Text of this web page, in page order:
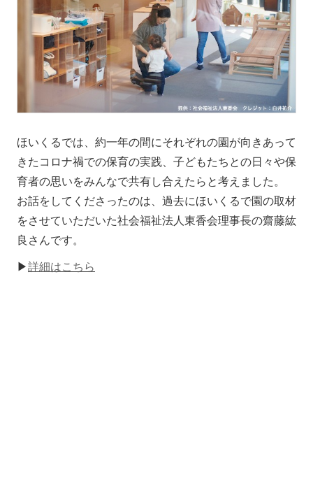
ほいくるでは、約一年の間にそれぞれの園が向きあって
きたコロナ禍での保育の実践、子どもたちとの日々や保
育者の思いをみんなで共有し合えたらと考えました。
お話をしてくださったのは、過去にほいくるで園の取材
をさせていただいた社会福祉法人東香会理事長の齋藤紘
良さんです。
▶詳細はこちら